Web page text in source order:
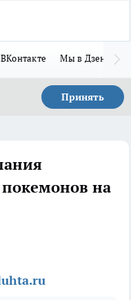
Мы в Дзене
Принять
на